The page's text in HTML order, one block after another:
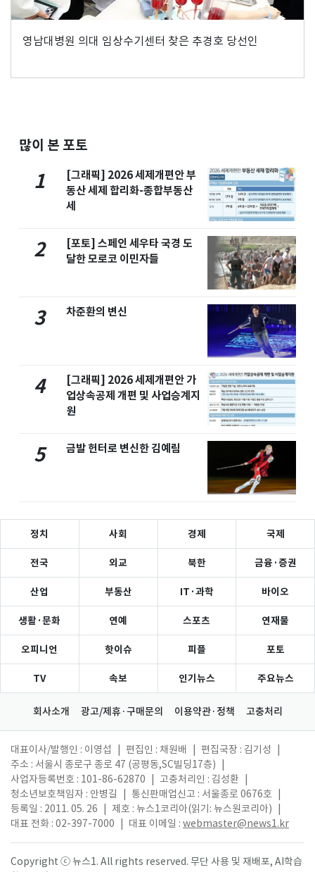
영남대병원 의대 임상수기센터 찾은 추경호 당선인
많이 본 포토
1
[그래픽] 2026 세제개편안 부
동산 세제 합리화-종합부동산
세
2
[포토] 스페인 세우타 국경 도
달한 모로코 이민자들
3 차준환의 변신
4
[그래픽] 2026 세제개편안 가
업상속공제 개편 및 사업승계지
원
5 금발 헌터로 변신한 김예림
정치 사회 경제 국제
전국 외교 북한 금융·증권
산업 부동산 IT·과학 바이오
생활·문화 연예 스포츠 연재물
오피니언 핫이슈 피플 포토
TV 속보 인기뉴스 주요뉴스
회사소개 광고/제휴·구매문의 이용약관·정책 고충처리
대표이사/발행인 : 이영섭 편집인 : 채원배 편집국장 : 김기성
주소 : 서울시 종로구 종로 47 (공평동,SC빌딩17층)
사업자등록번호 : 101-86-62870
고충처리인 : 김성환
청소년보호책임자 : 안병길
통신판매업신고 : 서울종로 0676호
등록일 : 2011. 05. 26
제호 : 뉴스1코리아(읽기: 뉴스원코리아)
대표 전화 : 02-397-7000
대표 이메일 : webmaster@news1.kr
Copyright ⓒ 뉴스1. All rights reserved. 무단 사용 및 재배포, AI학습